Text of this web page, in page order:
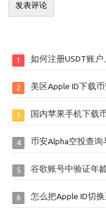
1 如何注册USDT账
2 美区Apple ID下载
3 国内苹果手机下载
4 币安Alpha空投查
5 谷歌账号中验证年
6 怎么把Apple ID切